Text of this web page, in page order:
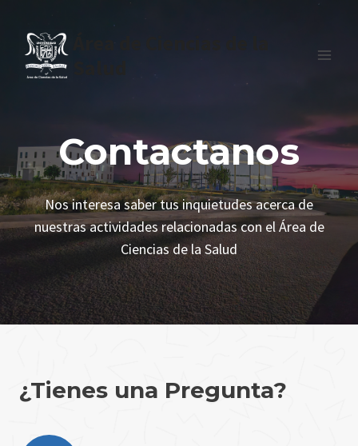
content
Contactanos
Nos interesa saber tus inquietudes acerca de
nuestras actividades relacionadas con el Área de
Ciencias de la Salud
¿Tienes una Pregunta?